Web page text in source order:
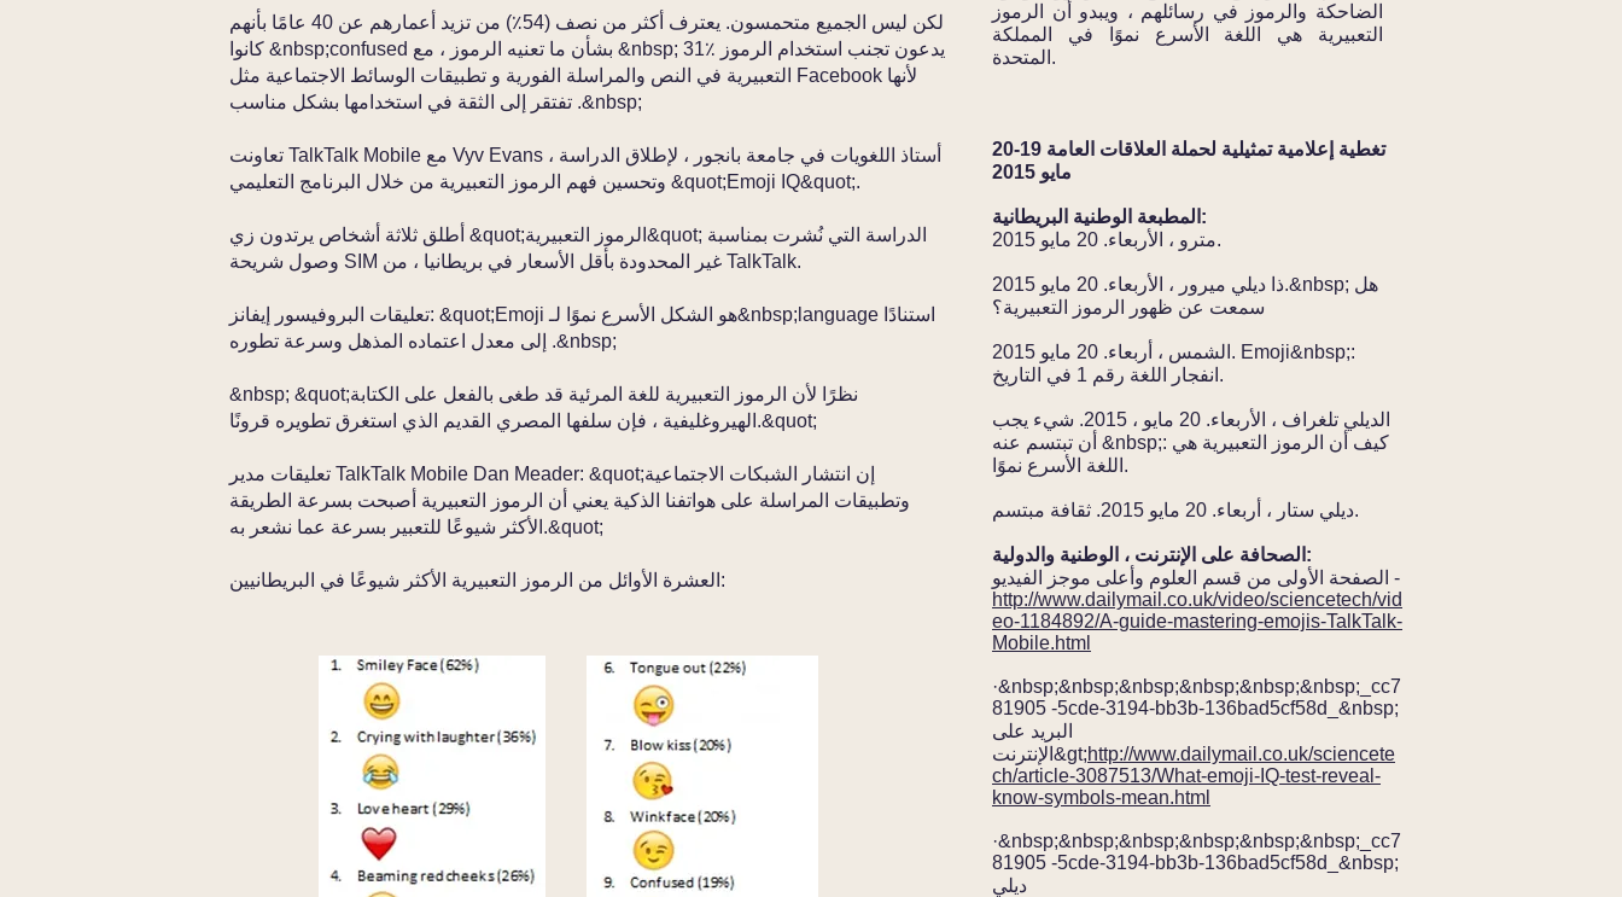
الضاحكة والرموز في رسائلهم ، ويبدو أن الرموز
التعبيرية هي اللغة الأسرع نموًا في المملكة
المتحدة.
لكن ليس الجميع متحمسون. يعترف أكثر من نصف (54٪) من تزيد أعمارهم عن 40 عامًا بأنهم
كانوا &nbsp;confused بشأن ما تعنيه الرموز ، مع &nbsp; 31٪ يدعون تجنب استخدام الرموز
التعبيرية في النص والمراسلة الفورية و تطبيقات الوسائط الاجتماعية مثل Facebook لأنها
تفتقر إلى الثقة في استخدامها بشكل مناسب .&nbsp;
تعاونت TalkTalk Mobile مع Vyv Evans ، أستاذ اللغويات في جامعة بانجور ، لإطلاق الدراسة
وتحسين فهم الرموز التعبيرية من خلال البرنامج التعليمي &quot;Emoji IQ&quot;.
أطلق ثلاثة أشخاص يرتدون زي &quot;الرموز التعبيرية&quot; الدراسة التي نُشرت بمناسبة
وصول شريحة SIM غير المحدودة بأقل الأسعار في بريطانيا ، من TalkTalk.
تعليقات البروفيسور إيفانز: &quot;Emoji هو الشكل الأسرع نموًا لـ&nbsp;language استنادًا
إلى معدل اعتماده المذهل وسرعة تطوره .&nbsp;
&nbsp; &quot;نظرًا لأن الرموز التعبيرية للغة المرئية قد طغى بالفعل على الكتابة
الهيروغليفية ، فإن سلفها المصري القديم الذي استغرق تطويره قرونًا.&quot;
تعليقات مدير TalkTalk Mobile Dan Meader: &quot;إن انتشار الشبكات الاجتماعية
وتطبيقات المراسلة على هواتفنا الذكية يعني أن الرموز التعبيرية أصبحت بسرعة الطريقة
الأكثر شيوعًا للتعبير بسرعة عما نشعر به.&quot;
العشرة الأوائل من الرموز التعبيرية الأكثر شيوعًا في البريطانيين:
تغطية إعلامية تمثيلية لحملة العلاقات العامة 19-20
مايو 2015
المطبعة الوطنية البريطانية:
مترو ، الأربعاء. 20 مايو 2015.
ذا ديلي ميرور ، الأربعاء. 20 مايو 2015.&nbsp; هل
سمعت عن ظهور الرموز التعبيرية؟
الشمس ، أربعاء. 20 مايو 2015. Emoji&nbsp;:
انفجار اللغة رقم 1 في التاريخ.
الديلي تلغراف ، الأربعاء. 20 مايو ، 2015. شيء يجب
أن تبتسم عنه &nbsp;: كيف أن الرموز التعبيرية هي
اللغة الأسرع نموًا.
ديلي ستار ، أربعاء. 20 مايو 2015. ثقافة مبتسم.
الصحافة على الإنترنت ، الوطنية والدولية:
الصفحة الأولى من قسم العلوم وأعلى موجز الفيديو -
http://www.dailymail.co.uk/video/sciencetech/vid
eo-1184892/A-guide-mastering-emojis-TalkTalk-
Mobile.html
·&nbsp;&nbsp;&nbsp;&nbsp;&nbsp;&nbsp;_cc7
81905 -5cde-3194-bb3b-136bad5cf58d_&nbsp;
البريد على
الإنترنت&gt;http://www.dailymail.co.uk/sciencete
ch/article-3087513/What-emoji-IQ-test-reveal-
know-symbols-mean.html
·&nbsp;&nbsp;&nbsp;&nbsp;&nbsp;&nbsp;_cc7
81905 -5cde-3194-bb3b-136bad5cf58d_&nbsp;
ديلي